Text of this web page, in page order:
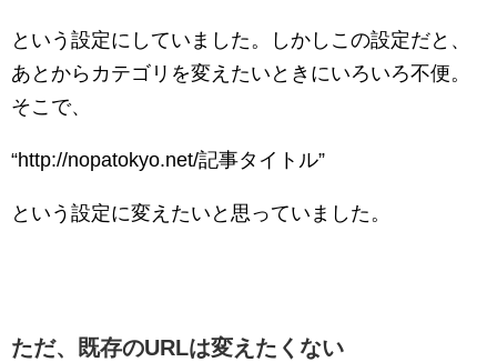
という設定にしていました。しかしこの設定だと、
あとからカテゴリを変えたいときにいろいろ不便。
そこで、
“http://nopatokyo.net/記事タイトル”
という設定に変えたいと思っていました。
ただ、既存のURLは変えたくない